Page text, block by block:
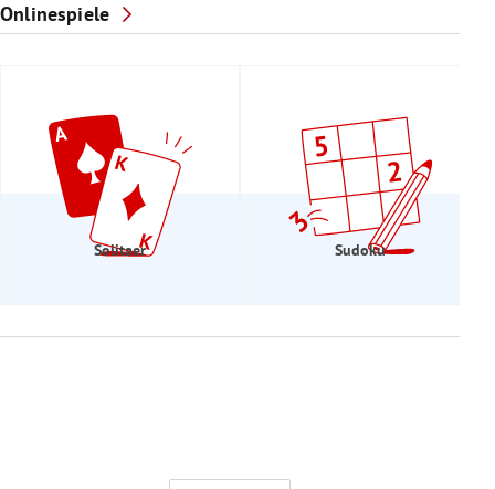
Onlinespiele
Solitaer Sudoku